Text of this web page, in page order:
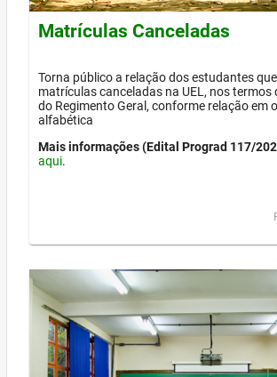
Matrículas Canceladas
Torna público a relação dos estudantes
matrículas canceladas na UEL, nos termos
do Regimento Geral, conforme relação em
alfabética
Mais informações (Edital Prograd 117/
aqui.